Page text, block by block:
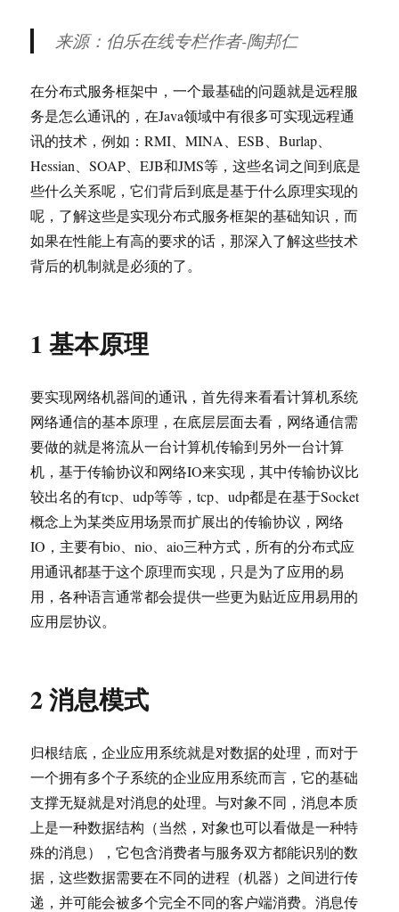
来源：伯乐在线专栏作者-陶邦仁
在分布式服务框架中，一个最基础的问题就是远程服
务是怎么通讯的，在Java领域中有很多可实现远程通
讯的技术，例如：RMI、MINA、ESB、Burlap、
Hessian、SOAP、EJB和JMS等，这些名词之间到底是
些什么关系呢，它们背后到底是基于什么原理实现的
呢，了解这些是实现分布式服务框架的基础知识，而
如果在性能上有高的要求的话，那深入了解这些技术
背后的机制就是必须的了。
1 基本原理
要实现网络机器间的通讯，首先得来看看计算机系统
网络通信的基本原理，在底层层面去看，网络通信需
要做的就是将流从一台计算机传输到另外一台计算
机，基于传输协议和网络IO来实现，其中传输协议比
较出名的有tcp、udp等等，tcp、udp都是在基于Socket
概念上为某类应用场景而扩展出的传输协议，网络
IO，主要有bio、nio、aio三种方式，所有的分布式应
用通讯都基于这个原理而实现，只是为了应用的易
用，各种语言通常都会提供一些更为贴近应用易用的
应用层协议。
2 消息模式
归根结底，企业应用系统就是对数据的处理，而对于
一个拥有多个子系统的企业应用系统而言，它的基础
支撑无疑就是对消息的处理。与对象不同，消息本质
上是一种数据结构（当然，对象也可以看做是一种特
殊的消息），它包含消费者与服务双方都能识别的数
据，这些数据需要在不同的进程（机器）之间进行传
递，并可能会被多个完全不同的客户端消费。消息传